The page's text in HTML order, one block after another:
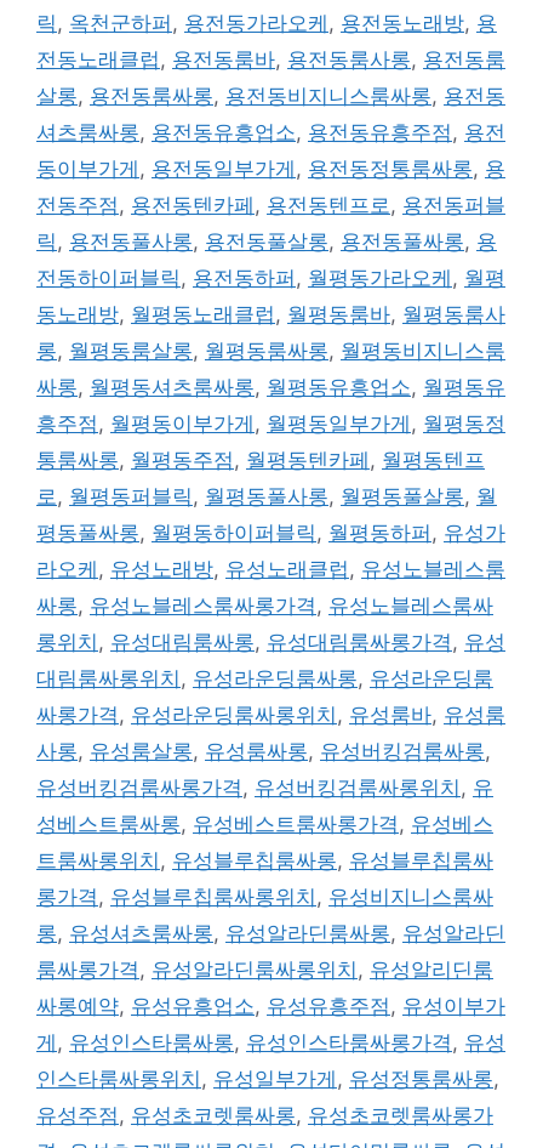
릭 , 옥천군하퍼 , 용전동가라오케 , 용전동노래방, 용
전동노래클럽 , 용전동룸바, 용전동룸사롱, 용전동룸
살롱, 용전동룸싸롱, 용전동비지니스룸싸롱, 용전동
셔츠룸싸롱, 용전동유흥업소, 용전동유흥주점 , 용전
동이부가게 , 용전동일부가게 , 용전동정통룸싸롱, 용
전동주점 , 용전동텐카페 , 용전동텐프로 , 용전동퍼블
릭 , 용전동풀사롱, 용전동풀살롱, 용전동풀싸롱, 용
전동하이퍼블릭 , 용전동하퍼 , 월평동가라오케 , 월평
동노래방, 월평동노래클럽 , 월평동룸바, 월평동룸사
롱, 월평동룸살롱, 월평동룸싸롱, 월평동비지니스룸
싸롱, 월평동셔츠룸싸롱, 월평동유흥업소, 월평동유
흥주점 , 월평동이부가게 , 월평동일부가게 , 월평동정
통룸싸롱, 월평동주점 , 월평동텐카페 , 월평동텐프
로 , 월평동퍼블릭 , 월평동풀사롱, 월평동풀살롱, 월
평동풀싸롱, 월평동하이퍼블릭 , 월평동하퍼 , 유성가
라오케 , 유성노래방, 유성노래클럽 , 유성노블레스룸
싸롱, 유성노블레스룸싸롱가격 , 유성노블레스룸싸
롱위치 , 유성대림룸싸롱, 유성대림룸싸롱가격 , 유성
대림룸싸롱위치 , 유성라운딩룸싸롱, 유성라운딩룸
싸롱가격 , 유성라운딩룸싸롱위치 , 유성룸바, 유성룸
사롱, 유성룸살롱, 유성룸싸롱, 유성버킹검룸싸롱,
유성버킹검룸싸롱가격 , 유성버킹검룸싸롱위치 , 유
성베스트룸싸롱, 유성베스트룸싸롱가격 , 유성베스
트룸싸롱위치 , 유성블루칩룸싸롱, 유성블루칩룸싸
롱가격 , 유성블루칩룸싸롱위치 , 유성비지니스룸싸
롱, 유성셔츠룸싸롱, 유성알라딘룸싸롱, 유성알라딘
룸싸롱가격 , 유성알라딘룸싸롱위치 , 유성알리딘룸
싸롱예약, 유성유흥업소, 유성유흥주점 , 유성이부가
게 , 유성인스타룸싸롱, 유성인스타룸싸롱가격 , 유성
인스타룸싸롱위치 , 유성일부가게 , 유성정통룸싸롱,
유성주점 , 유성초코렛룸싸롱, 유성초코렛룸싸롱가